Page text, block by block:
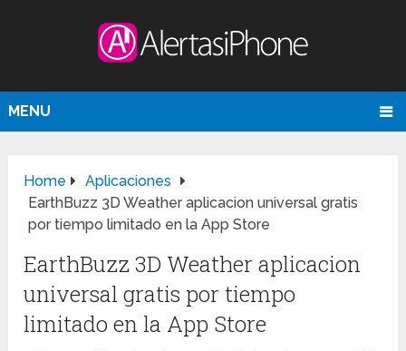
MENU
Home
Aplicaciones
EarthBuzz 3D Weather aplicacion universal gratis
por tiempo limitado en la App Store
EarthBuzz 3D Weather aplicacion
universal gratis por tiempo
limitado en la App Store